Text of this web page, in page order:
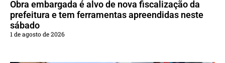
Obra embargada é alvo de nova fiscalização da
prefeitura e tem ferramentas apreendidas neste
sábado
1 de agosto de 2026